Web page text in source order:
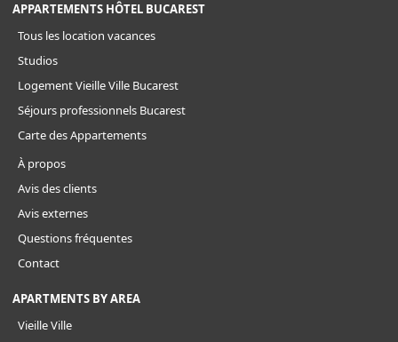
APPARTEMENTS HÔTEL BUCAREST
Tous les location vacances
Studios
Logement Vieille Ville Bucarest
Séjours professionnels Bucarest
Carte des Appartements
À propos
Avis des clients
Avis externes
Questions fréquentes
Contact
APARTMENTS BY AREA
Vieille Ville